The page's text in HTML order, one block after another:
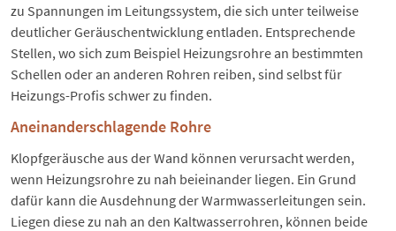
zu Spannungen im Leitungssystem, die sich unter teilweise
deutlicher Geräuschentwicklung entladen. Entsprechende
Stellen, wo sich zum Beispiel Heizungsrohre an bestimmten
Schellen oder an anderen Rohren reiben, sind selbst für
Heizungs-Profis schwer zu finden.
Aneinanderschlagende Rohre
Klopfgeräusche aus der Wand können verursacht werden,
wenn Heizungsrohre zu nah beieinander liegen. Ein Grund
dafür kann die Ausdehnung der Warmwasserleitungen sein.
Liegen diese zu nah an den Kaltwasserrohren, können beide